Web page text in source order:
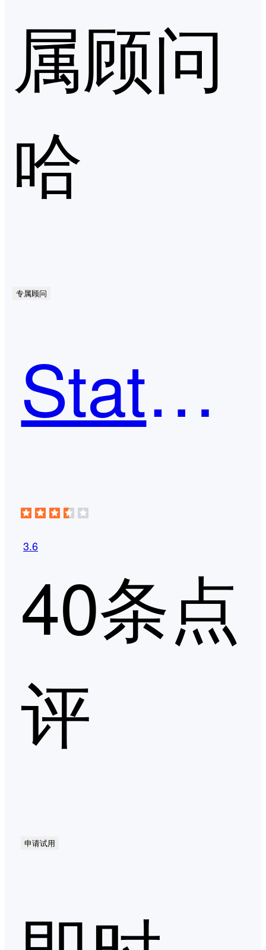
属顾问
哈
专属顾问
Statuspage
3.6
40条点
评
申请试用